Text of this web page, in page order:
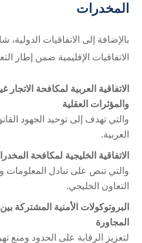
المخدرات
بالإضافة إلى الاتفاقيات
الاتفاقيات الإقليمية ضمن إطار
الاتفاقية العربية لمكافحة
والمؤثرات العقلية
والتي تهدف إلى توحيد الجهود
العربية.
الاتفاقية الخليجية لمكافحة
والتي تنص على تبادل
التعاون الخليجي.
البروتوكولات الأمنية المشتركة
المجاورة
لتعزيز الرقابة على الحدود ومنع